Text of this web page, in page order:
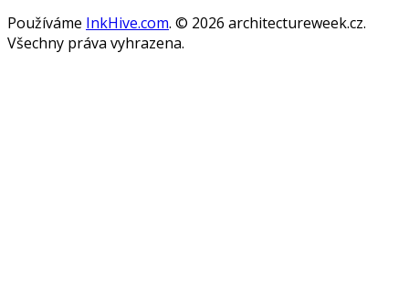
Používáme InkHive.com. © 2026 architectureweek.cz.
Všechny práva vyhrazena.